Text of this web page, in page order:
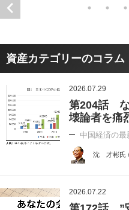
資産カテゴリーのコラム
2026.07.29
第204話 な
壊論者を痛
中国経済の最
沈 才彬氏 /
2026.07.22